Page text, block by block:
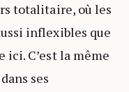
totalitaire, où les
inflexibles que
ici. C’est la même
ses